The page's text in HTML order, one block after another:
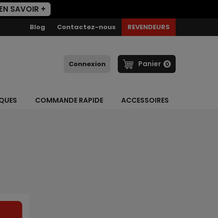
EN SAVOIR +
Blog Contactez-nous REVENDEURS
Connexion Panier 0
COMMANDE RAPIDE ACCESSOIRES